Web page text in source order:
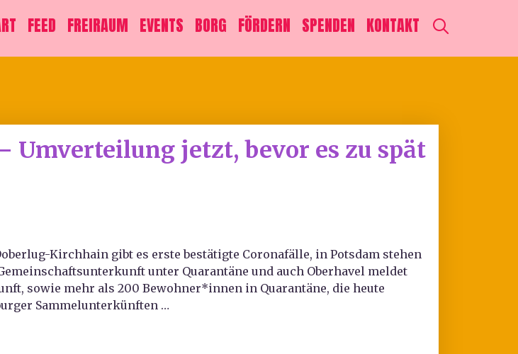
FEED FREIRAUM EVENTS BORG FÖRDERN SPENDEN KONTAKT
Umverteilung jetzt, bevor es zu spät
Kirchhain gibt es erste bestätigte Coronafälle, in Potsdam stehen
unter Quarantäne und auch Oberhavel meldet
sowie mehr als 200 Bewohner*innen in Quarantäne, die heute
Sammelunterkünften …